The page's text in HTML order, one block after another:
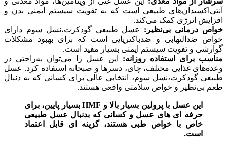
آنتی‌اکسیدان‌های طبیعی است که به تقویت سیستم ایمنی بدن و
افزایش انرژی کمک می‌کند.
خواص درمانی بی‌نظیر: عسل طبیعی گودکرت،نسل سوم دارای
خواص ضدالتهابی و ضدباکتریایی است که برای بهبود مشکلات
گوارشی و تقویت سیستم ایمنی بسیار مفید است.
مناسب برای استفاده روزانه: این عسل را می‌توان به‌راحتی در
وعده‌های غذایی مختلف، چای، دسرها و صبحانه استفاده کرد. عسل
طبیعی گودکرت،نسل سوم، انتخابی عالی برای کسانی که به دنبال
طعم بی‌نظیر و خواص سلامتی واقعی هستند.
این عسل با پرولین بسیار بالا و HMF بسیار پایین، برای
حرفه ای های عسل و کسانی که بدنبال عسل طبیعی
خاص با خواص طبی هستند، گزینه ای قابل اعتماد
است.